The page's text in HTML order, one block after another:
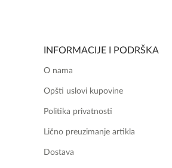
INFORMACIJE I PODRŠKA
O nama
Opšti uslovi kupovine
Politika privatnosti
Lično preuzimanje artikla
Dostava